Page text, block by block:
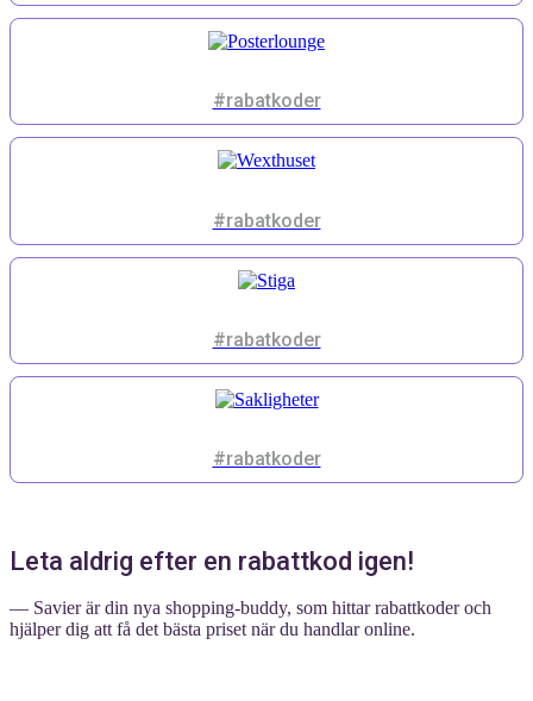
#rabatkoder
#rabatkoder
#rabatkoder
#rabatkoder
Leta aldrig efter en rabattkod igen!
— Savier är din nya shopping-buddy, som hittar rabattkoder och
hjälper dig att få det bästa priset när du handlar online.